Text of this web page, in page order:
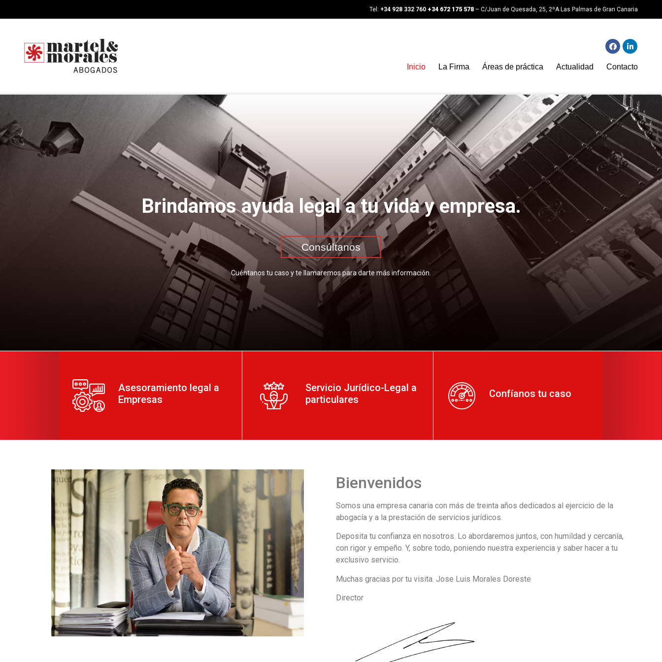
Tel: +34 928 332 760 +34 672 175 578 – C/Juan de Quesada, 25, 2ºA Las Palmas de Gran Canaria
Inicio La Firma Áreas de práctica Actualidad Contacto
Brindamos ayuda legal a tu vida y empresa.
Consúltanos
Cuéntanos tu caso y te llamaremos para darte más información.
Asesoramiento legal a
Empresas
Servicio Jurídico-Legal a
particulares
Confíanos tu caso
Bienvenidos
Somos una empresa canaria con más de treinta años dedicados al ejercicio de la
abogacía y a la prestación de servicios jurídicos.
Deposita tu confianza en nosotros. Lo abordaremos juntos, con humildad y cercanía,
con rigor y empeño. Y, sobre todo, poniendo nuestra experiencia y saber hacer a tu
exclusivo servicio.
Muchas gracias por tu visita. Jose Luis Morales Doreste
Director